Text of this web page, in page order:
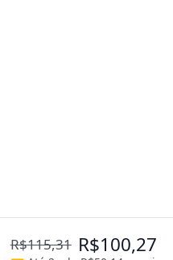
R$115,31 R$100,27